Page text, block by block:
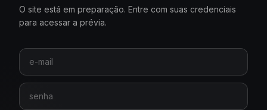
O site está em preparação. Entre com suas credenciais
para acessar a prévia.